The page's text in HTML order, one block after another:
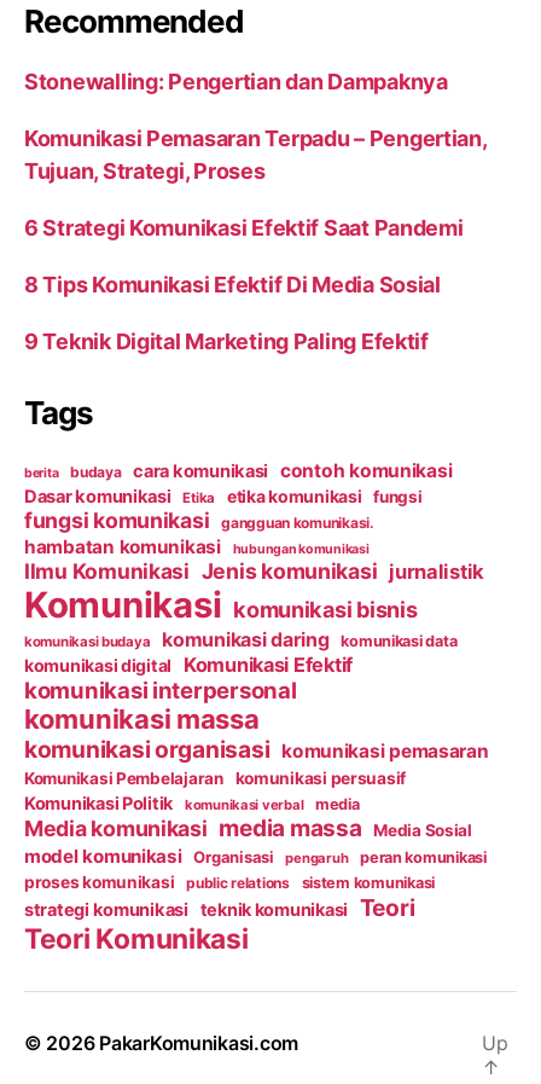
Recommended
Stonewalling: Pengertian dan Dampaknya
Komunikasi Pemasaran Terpadu – Pengertian,
Tujuan, Strategi, Proses
6 Strategi Komunikasi Efektif Saat Pandemi
8 Tips Komunikasi Efektif Di Media Sosial
9 Teknik Digital Marketing Paling Efektif
Tags
berita budaya cara komunikasi contoh komunikasi
Dasar komunikasi Etika etika komunikasi fungsi
fungsi komunikasi gangguan komunikasi.
hambatan komunikasi hubungan komunikasi
Ilmu Komunikasi Jenis komunikasi jurnalistik
Komunikasi komunikasi bisnis
komunikasi budaya komunikasi daring komunikasi data
komunikasi digital Komunikasi Efektif
komunikasi interpersonal
komunikasi massa
komunikasi organisasi komunikasi pemasaran
Komunikasi Pembelajaran komunikasi persuasif
Komunikasi Politik komunikasi verbal media
Media komunikasi media massa Media Sosial
model komunikasi Organisasi pengaruh peran komunikasi
proses komunikasi public relations sistem komunikasi
strategi komunikasi teknik komunikasi Teori
Teori Komunikasi
© 2026 PakarKomunikasi.com
Up
↑